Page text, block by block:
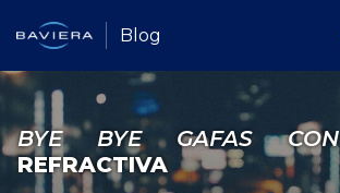
Blog
BYE BYE GAFAS CON
REFRACTIVA